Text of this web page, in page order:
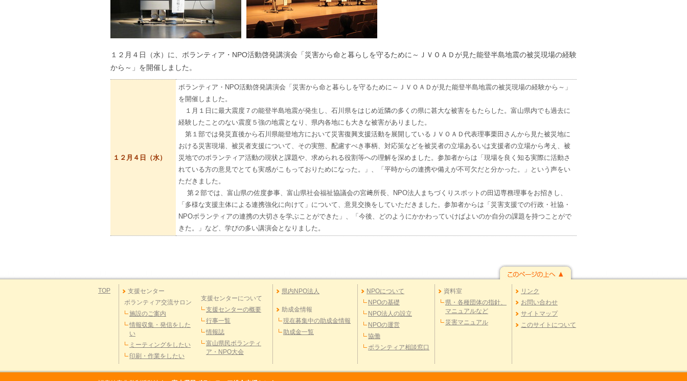
１２月４日（水）に、ボランティア・NPO活動啓発講演会「災害から命と暮らしを守るために～ＪＶＯＡＤが見た能登半島地震の被災現場の経験
から～」を開催しました。
１２月４日（水）
ボランティア・NPO活動啓発講演会「災害から命と暮らしを守るために～ＪＶＯＡＤが見た能登半島地震の被災現場の経験から～」
を開催しました。
１月１日に最大震度７の能登半島地震が発生し、石川県をはじめ近隣の多くの県に甚大な被害をもたらした。富山県内でも過去に
経験したことのない震度５強の地震となり、県内各地にも大きな被害がありました。
第１部では発災直後から石川県能登地方において災害復興支援活動を展開しているＪＶＯＡＤ代表理事栗田さんから見た被災地に
おける災害現場、被災者支援について、その実態、配慮すべき事柄、対応策などを被災者の立場あるいは支援者の立場から考え、被
災地でのボランティア活動の現状と課題や、求められる役割等への理解を深めました。参加者からは「現場を良く知る実際に活動さ
れている方の意見でとても実感がこもっておりためになった。」、「平時からの連携や備えが不可欠だと分かった。」という声をい
ただきました。
第２部では、富山県の佐度参事、富山県社会福祉協議会の宮﨑所長、NPO法人まちづくりスポットの田辺専務理事をお招きし、
「多様な支援主体による連携強化に向けて」について、意見交換をしていただきました。参加者からは「災害支援での行政・社協・
NPOボランティアの連携の大切さを学ぶことができた」、「今後、どのようにかかわっていけばよいのか自分の課題を持つことがで
きた。」など、学びの多い講演会となりました。
TOP
支援センター
ボランティア交流サロン
施設のご案内
情報収集・発信をした
い
ミーティングをしたい
印刷・作業をしたい
支援センターについて
支援センターの概要
行事一覧
情報誌
富山県民ボランティ
ア・NPO大会
県内NPO法人
助成金情報
現在募集中の助成金情報
助成金一覧
NPOについて
NPOの基礎
NPO法人の設立
NPOの運営
協働
ボランティア相談窓口
資料室
県・各種団体の指針、
マニュアルなど
災害マニュアル
リンク
お問い合わせ
サイトマップ
このサイトについて